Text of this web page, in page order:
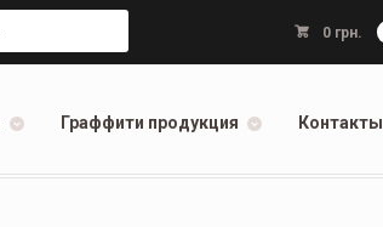
0 грн.
Граффити продукция Контакты